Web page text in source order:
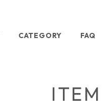
CATEGORY FAQ
ITEM